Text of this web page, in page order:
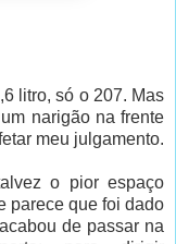
litro, só o 207. Mas
narigão na frente
meu julgamento.
o pior espaço
parece que foi dado
de passar na